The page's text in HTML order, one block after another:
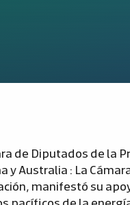
de Diputados de la
y Australia : La
manifestó su